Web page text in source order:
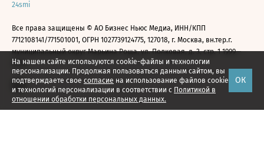
На нашем сайте используются cookie-файлы и технологии
персонализации. Продолжая пользоваться данным сайтом, вы
подтверждаете свое согласие на использование файлов cookie
и технологий персонализации в соответствии с Политикой в
отношении обработки персональных данных.
ОК
24smi
Все права защищены © АО Бизнес Ньюс Медиа, ИНН/КПП
7712108141/771501001, ОГРН 1027739124775, 127018, г. Москва, вн.тер.г.
муниципальный округ Марьина Роща, ул. Полковая, д. 3, стр. 1 1999—
2026